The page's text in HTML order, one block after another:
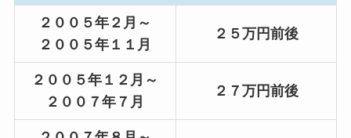
２００５年２月～
２００５年１１月
２５万円前後
２００５年１２月～
２００７年７月
２７万円前後